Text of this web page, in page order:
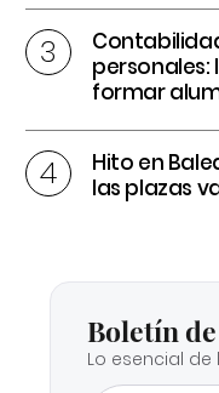
formar
Hito en
las plazas
Boletín
Lo esencial